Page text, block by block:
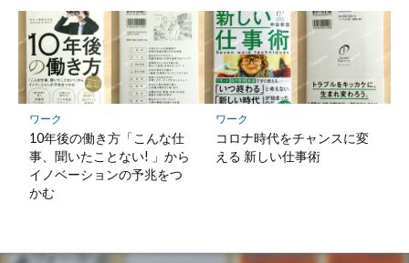
ワーク
10年後の働き方「こんな仕
事、聞いたことない! 」から
イノベーションの予兆をつ
かむ
ワーク
コロナ時代をチャンスに変
える 新しい仕事術